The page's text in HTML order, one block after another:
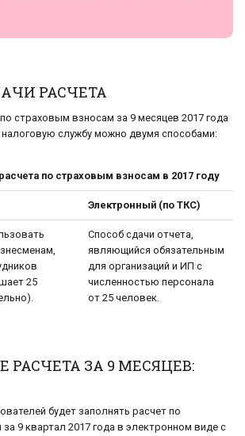
РАСЧЕТА
страховым взносам за 9 месяцев 2017 года
службу можно двумя способами:
по страховым взносам в 2017 году
Электронный (по ТКС)
25
Способ сдачи отчета,
являющийся обязательным
для организаций и ИП с
численностью персонала
от 25 человек.
РАСЧЕТА ЗА 9 МЕСЯЦЕВ:
будет заполнять расчет по
9 квартал 2017 года в электронном виде с